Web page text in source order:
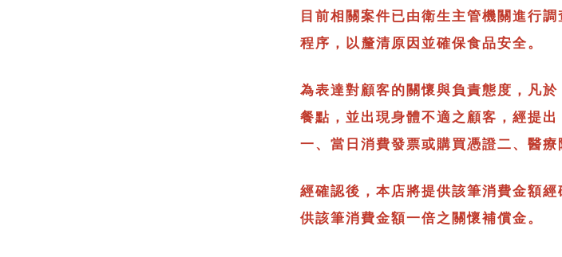
目前相關案件已由衛生主管機關進行
程序，以釐清原因並確保食品安全。
為表達對顧客的關懷與負責態度，凡
餐點，並出現身體不適之顧客，經提出
一、當日消費發票或購買憑證二、醫療
經確認後，本店將提供該筆消費金額
供該筆消費金額一倍之關懷補償金。